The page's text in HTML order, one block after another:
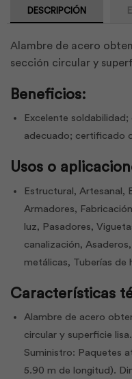
DESCRIPCIÓN
Alambre de acero
sección circular y
Beneficios:
Excelente
adecuado; certificado
Usos o
Estructural, Artesanal,
Armadores,
luz, Pasadores,
canalización,
metálicas, Tuberías de
Características
Alambre de acero
circular y superficie
Suministro: Paquetes
5.90 m de longitud).